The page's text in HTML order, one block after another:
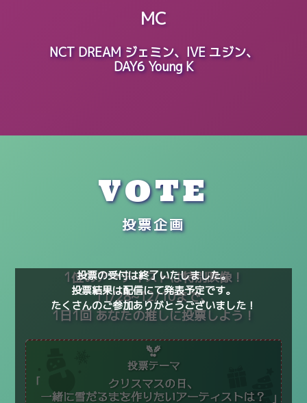
MC
NCT DREAM ジェミン、IVE ユジン、
DAY6 Young K
VOTE
投票企画
投票の受付は終了いたしました。
投票結果は配信にて発表予定です。
たくさんのご参加ありがとうございました！
1位のアーティストは特別映像！
11/28~12/10まで、
1日1回 あなたの推しに投票しよう！